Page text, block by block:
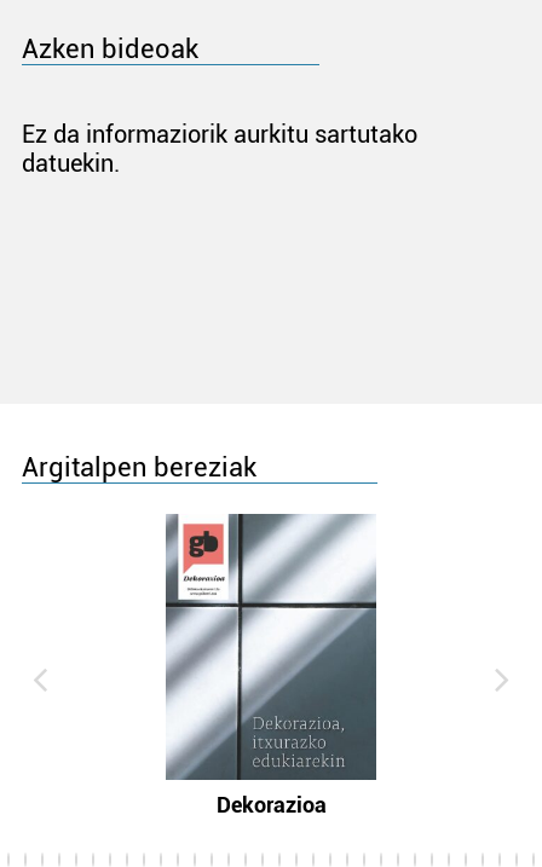
Azken bideoak
Ez da informaziorik aurkitu sartutako
datuekin.
Argitalpen bereziak
Dekorazioa